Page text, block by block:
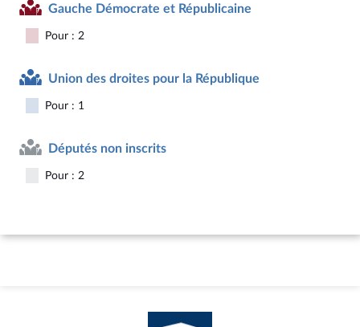
Gauche Démocrate et Républicaine
Pour : 2
Union des droites pour la République
Pour : 1
Députés non inscrits
Pour : 2